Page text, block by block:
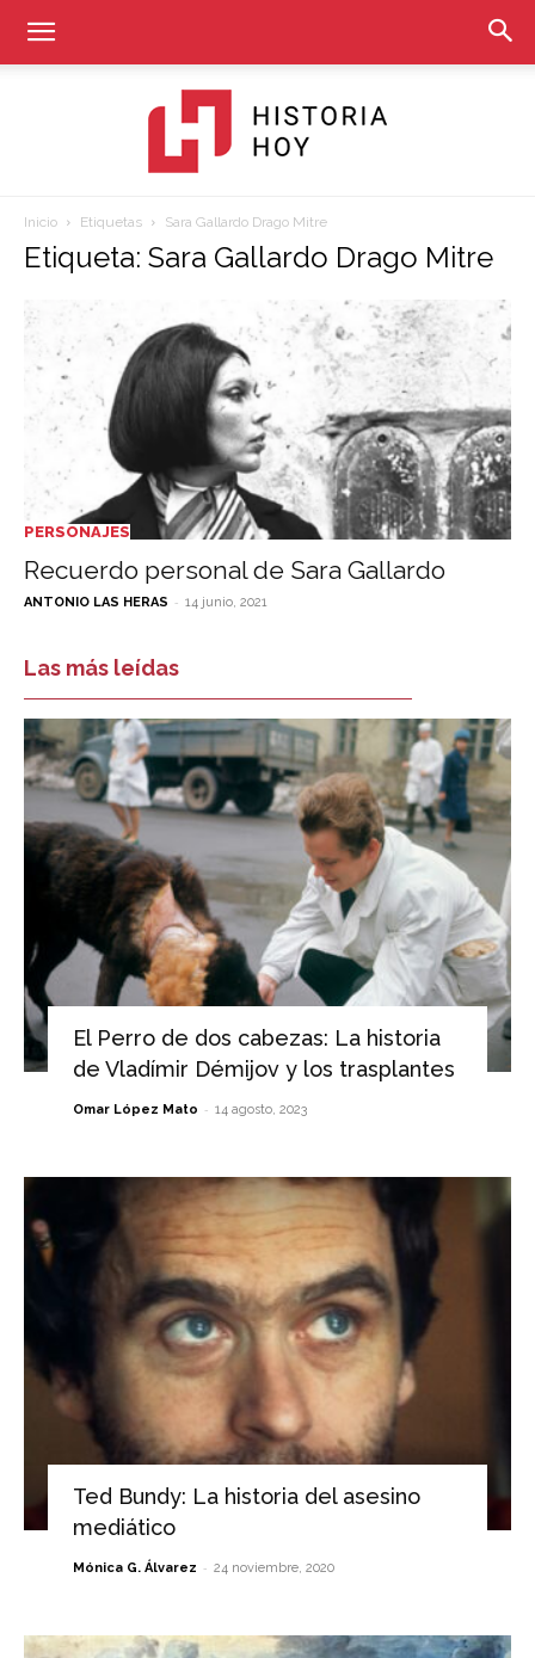
Historia
Hoy
Inicio Etiquetas Sara Gallardo Drago Mitre
Etiqueta: Sara Gallardo Drago Mitre
PERSONAJES
Recuerdo personal de Sara Gallardo
ANTONIO LAS HERAS - 14 junio, 2021
Las más leídas
El Perro de dos cabezas: La historia
de Vladímir Démijov y los trasplantes
Omar López Mato - 14 agosto, 2023
Ted Bundy: La historia del asesino
mediático
Mónica G. Álvarez - 24 noviembre, 2020